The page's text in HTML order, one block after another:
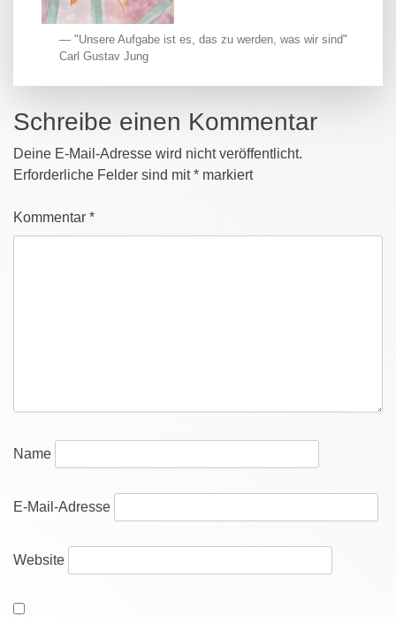
"Unsere Aufgabe ist es, das zu werden, was wir sind"
Carl Gustav Jung
Schreibe einen Kommentar
Deine E-Mail-Adresse wird nicht veröffentlicht.
Erforderliche Felder sind mit* markiert
Kommentar *
Name
E-Mail-Adresse
Website